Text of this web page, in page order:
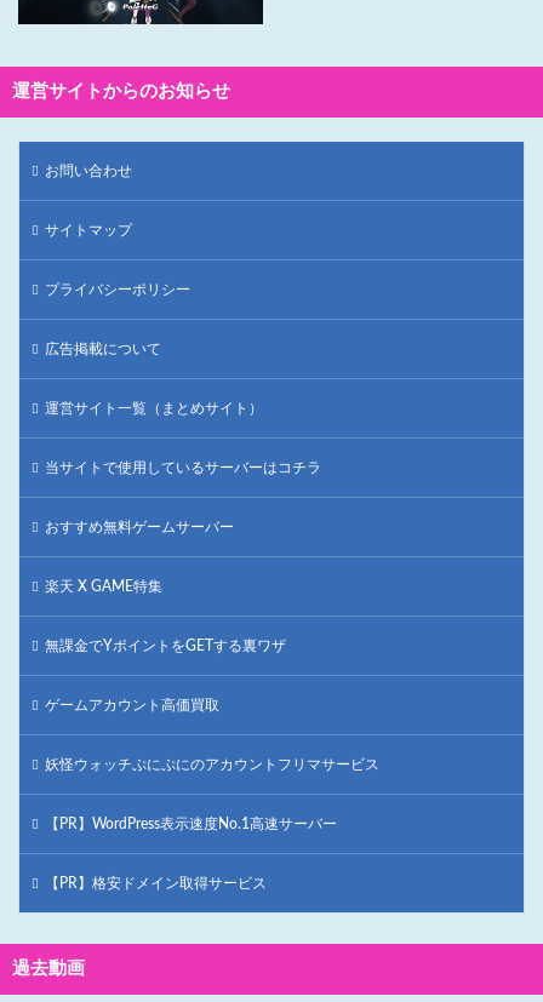
運営サイトからのお知らせ
お問い合わせ
サイトマップ
プライバシーポリシー
広告掲載について
運営サイト一覧（まとめサイト）
当サイトで使用しているサーバーはコチラ
おすすめ無料ゲームサーバー
楽天 X GAME特集
無課金でYポイントをGETする裏ワザ
ゲームアカウント高価買取
妖怪ウォッチぷにぷにのアカウントフリマサービス
【PR】WordPress表示速度No.1高速サーバー
【PR】格安ドメイン取得サービス
過去動画